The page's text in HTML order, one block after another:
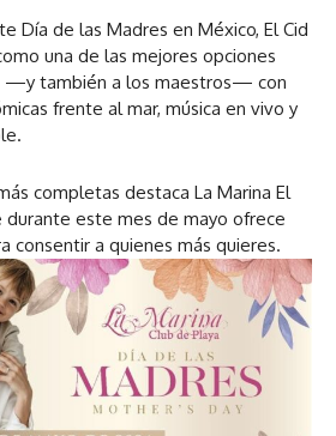
Día de las Madres en México, El Cid
una de las mejores opciones
—y también a los maestros— con
frente al mar, música en vivo y
completas destaca La Marina El
durante este mes de mayo ofrece
consentir a quienes más quieres.